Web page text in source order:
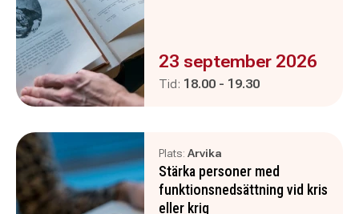
Evenemanget är :
23 september 2026
Tid: Pågår mellan
18.00 - och
19.30
Plats: Arvika
Stärka personer med
funktionsnedsättning vid kris
eller krig